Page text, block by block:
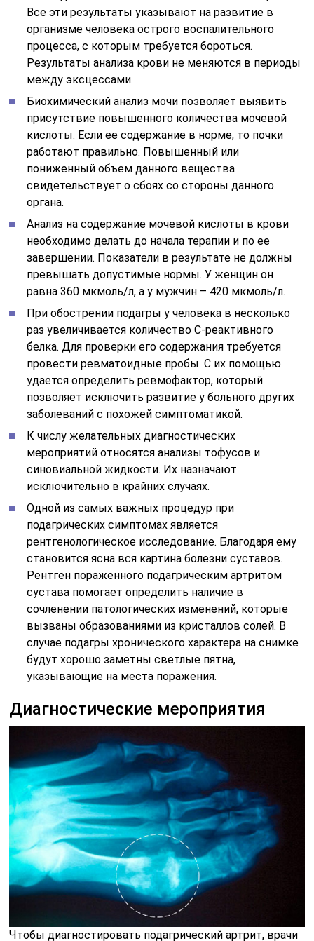
Все эти результаты указывают на развитие в
организме человека острого воспалительного
процесса, с которым требуется бороться.
Результаты анализа крови не меняются в периоды
между эксцессами.
Биохимический анализ мочи позволяет выявить
присутствие повышенного количества мочевой
кислоты. Если ее содержание в норме, то почки
работают правильно. Повышенный или
пониженный объем данного вещества
свидетельствует о сбоях со стороны данного
органа.
Анализ на содержание мочевой кислоты в крови
необходимо делать до начала терапии и по ее
завершении. Показатели в результате не должны
превышать допустимые нормы. У женщин он
равна 360 мкмоль/л, а у мужчин – 420 мкмоль/л.
При обострении подагры у человека в несколько
раз увеличивается количество С-реактивного
белка. Для проверки его содержания требуется
провести ревматоидные пробы. С их помощью
удается определить ревмофактор, который
позволяет исключить развитие у больного других
заболеваний с похожей симптоматикой.
К числу желательных диагностических
мероприятий относятся анализы тофусов и
синовиальной жидкости. Их назначают
исключительно в крайних случаях.
Одной из самых важных процедур при
подагрических симптомах является
рентгенологическое исследование. Благодаря ему
становится ясна вся картина болезни суставов.
Рентген пораженного подагрическим артритом
сустава помогает определить наличие в
сочленении патологических изменений, которые
вызваны образованиями из кристаллов солей. В
случае подагры хронического характера на снимке
будут хорошо заметны светлые пятна,
указывающие на места поражения.
Диагностические мероприятия
Чтобы диагностировать подагрический артрит, врачи